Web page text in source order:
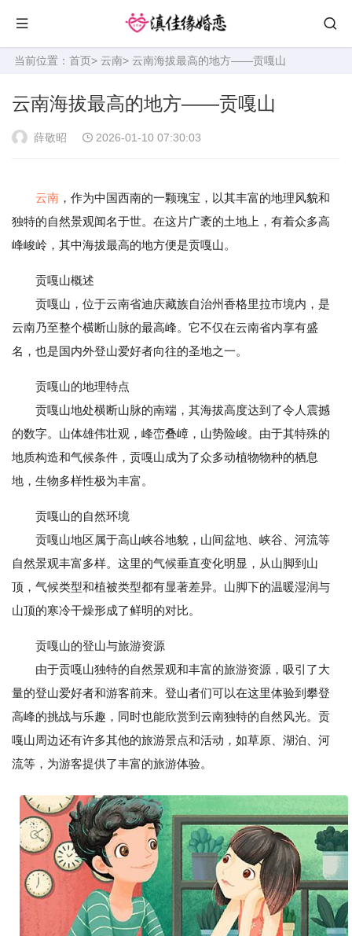
当前位置： 首页> 云南> 云南海拔最高的地方——贡嘎山
云南海拔最高的地方——贡嘎山
薛敬昭 2026-01-10 07:30:03
云南 ，作为中国西南的一颗瑰宝，以其丰富的地理风貌和
独特的自然景观闻名于世。在这片广袤的土地上，有着众多高
峰峻岭，其中海拔最高的地方便是贡嘎山。
贡嘎山概述
贡嘎山，位于云南省迪庆藏族自治州香格里拉市境内，是
云南乃至整个横断山脉的最高峰。它不仅在云南省内享有盛
名，也是国内外登山爱好者向往的圣地之一。
贡嘎山的地理特点
贡嘎山地处横断山脉的南端，其海拔高度达到了令人震撼
的数字。山体雄伟壮观，峰峦叠嶂，山势险峻。由于其特殊的
地质构造和气候条件，贡嘎山成为了众多动植物物种的栖息
地，生物多样性极为丰富。
贡嘎山的自然环境
贡嘎山地区属于高山峡谷地貌，山间盆地、峡谷、河流等
自然景观丰富多样。这里的气候垂直变化明显，从山脚到山
顶，气候类型和植被类型都有显著差异。山脚下的温暖湿润与
山顶的寒冷干燥形成了鲜明的对比。
贡嘎山的登山与旅游资源
由于贡嘎山独特的自然景观和丰富的旅游资源，吸引了大
量的登山爱好者和游客前来。登山者们可以在这里体验到攀登
高峰的挑战与乐趣，同时也能欣赏到云南独特的自然风光。贡
嘎山周边还有许多其他的旅游景点和活动，如草原、湖泊、河
流等，为游客提供了丰富的旅游体验。